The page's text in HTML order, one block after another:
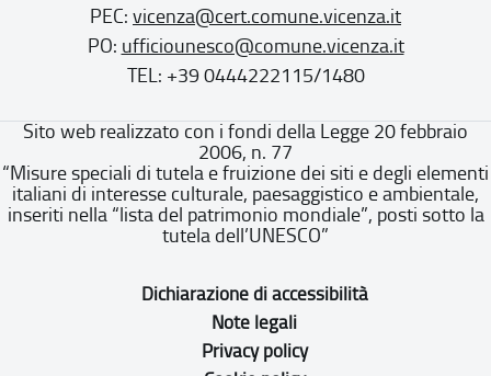
PEC: vicenza@cert.comune.vicenza.it
PO: ufficiounesco@comune.vicenza.it
TEL: +39 0444222115/1480
Sito web realizzato con i fondi della Legge 20 febbraio
2006, n. 77
“Misure speciali di tutela e fruizione dei siti e degli elementi
italiani di interesse culturale, paesaggistico e ambientale,
inseriti nella “lista del patrimonio mondiale”, posti sotto la
tutela dell’UNESCO”
Dichiarazione di accessibilità
Note legali
Privacy policy